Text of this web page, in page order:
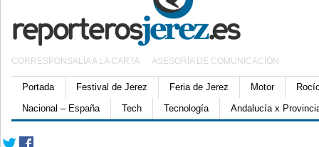
CORRESPONSALÍA A LA CARTA ASESORÍA DE COMUNICACIÓN
Portada Festival de Jerez Feria de Jerez Motor
Nacional – España
Tech Tecnología Andalucía x